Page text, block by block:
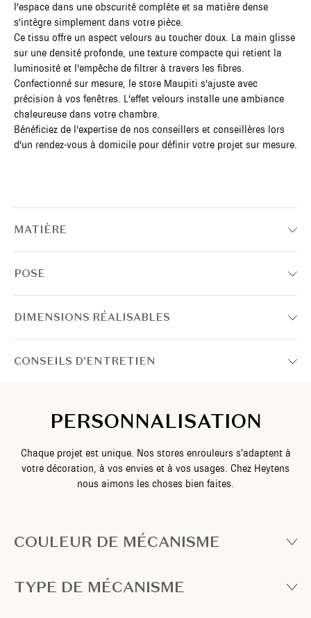
l'espace dans une obscurité complète et sa matière dense
s'intègre simplement dans votre pièce.
Ce tissu offre un aspect velours au toucher doux. La main glisse
sur une densité profonde, une texture compacte qui retient la
luminosité et l'empêche de filtrer à travers les fibres.
Confectionné sur mesure, le store Maupiti s'ajuste avec
précision à vos fenêtres. L'effet velours installe une ambiance
chaleureuse dans votre chambre.
Bénéficiez de l'expertise de nos conseillers et conseillères lors
d'un rendez-vous à domicile pour définir votre projet sur mesure.
MATIÈRE
POSE
DIMENSIONS RÉALISABLES
CONSEILS D'ENTRETIEN
PERSONNALISATION
Chaque projet est unique. Nos stores enrouleurs s’adaptent à
votre décoration, à vos envies et à vos usages. Chez Heytens
nous aimons les choses bien faites.
COULEUR DE MÉCANISME
TYPE DE MÉCANISME